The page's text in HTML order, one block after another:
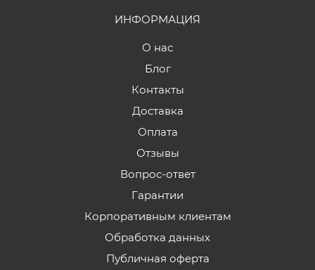
ИНФОРМАЦИЯ
О нас
Блог
Контакты
Доставка
Оплата
Отзывы
Вопрос-ответ
Гарантии
Корпоративным клиентам
Обработка данных
Публичная оферта